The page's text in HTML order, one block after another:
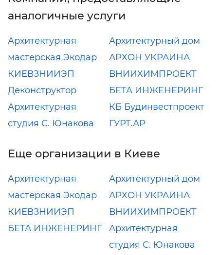
аналогичные услуги
Архитектурная
мастерская Экодар
Архитектурный дом
АРХОН УКРАИНА
КИЕВЗНИИЭП
ВНИИХИМПРОЕКТ
Деконструктор
БЕТА ИНЖЕНЕРИНГ
Архитектурная
студия С. Юнакова
КБ Будинвестпроект
ГУРТ.АР
Еще организации в Киеве
Архитектурная
мастерская Экодар
Архитектурный дом
АРХОН УКРАИНА
КИЕВЗНИИЭП
ВНИИХИМПРОЕКТ
БЕТА ИНЖЕНЕРИНГ
Архитектурная
студия С. Юнакова